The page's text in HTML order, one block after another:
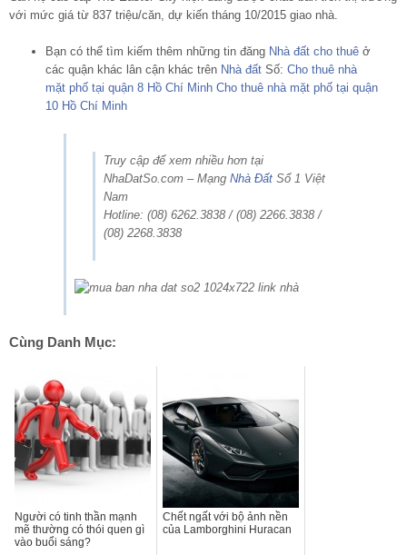
với mức giá từ 837 triệu/căn, dự kiến tháng 10/2015 giao nhà.
Bạn có thể tìm kiếm thêm những tin đăng Nhà đất cho thuê ở
các quận khác lân cận khác trên Nhà đất Số: Cho thuê nhà
mặt phố tại quận 8 Hồ Chí Minh Cho thuê nhà mặt phố tại quận
10 Hồ Chí Minh
Truy cập để xem nhiều hơn tại
NhaDatSo.com – Mạng Nhà Đất Số 1 Việt
Nam
Hotline: (08) 6262.3838 / (08) 2266.3838 /
(08) 2268.3838
Cùng Danh Mục:
Người có tinh thần mạnh
mẽ thường có thói quen gì
vào buổi sáng?
Chết ngất với bộ ảnh nền
của Lamborghini Huracan